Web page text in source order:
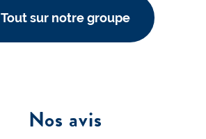
Tout sur notre groupe
Nos avis